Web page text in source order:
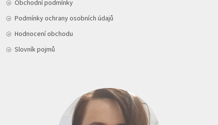
Obchodní podmínky
Podmínky ochrany osobních údajů
Hodnocení obchodu
Slovník pojmů